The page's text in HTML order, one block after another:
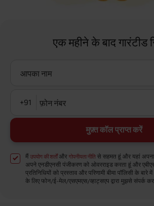
एक महीने के बाद गारंटीड
आपका नाम
+91 फ़ोन नंबर
मुफ़्त कॉल प्राप्त करें
मैं उपयोग की शर्तोंऔर गोपनीयता नीति से सहमत हूं और यहां
अपने एनडीएनसी पंजीकरण को ओवरराइड करता हूं और
प्रतिनिधियों को प्रस्ताव और परिणामी बीमा पॉलिसी के
के लिए फोन/ई-मेल/एसएमएस/व्हाट्सएप द्वारा मुझसे संपर्क